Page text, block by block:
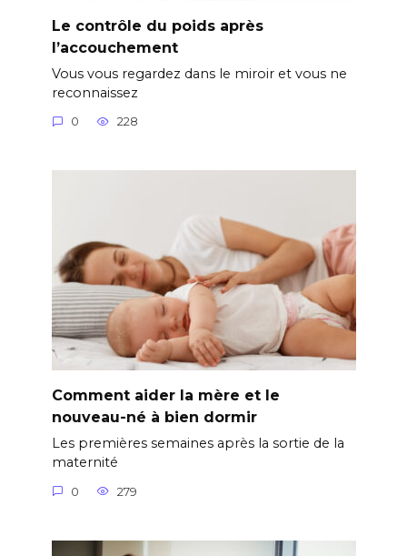
Le contrôle du poids après
l’accouchement
Vous vous regardez dans le miroir et vous ne
reconnaissez
0 228
Comment aider la mère et le
nouveau-né à bien dormir
Les premières semaines après la sortie de la
maternité
0 279